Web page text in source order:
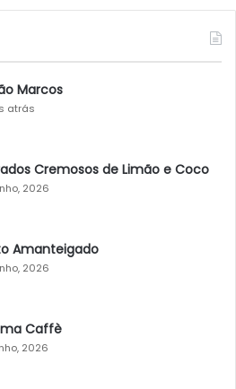
Marcos
atrás
Cremosos de Limão e Coco
2026
Amanteigado
2026
Caffè
2026